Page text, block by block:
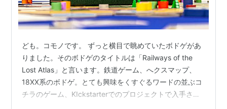
ども。コモノです。 ずっと横目で眺めていたボドゲがあ
りました。そのボドゲのタイトルは「Railways of the
Lost Atlas」と言います。鉄道ゲーム、へクスマップ、
18XX系のボドゲ。とても興味をくすぐるワードの並ぶコ
チラのゲーム、KIckstarterでのプロジェクトで入手され